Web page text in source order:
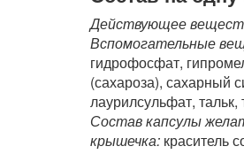
Действующее
Вспомогательные
гидрофосфат,
(сахароза), сахарный
лаурилсульфат,
Состав капсулы
крышечка: краситель